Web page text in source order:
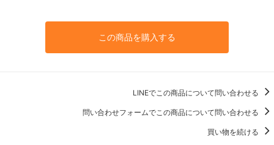
この商品を購入する
LINEでこの商品について問い合わせる
問い合わせフォームでこの商品について問い合わせる
買い物を続ける